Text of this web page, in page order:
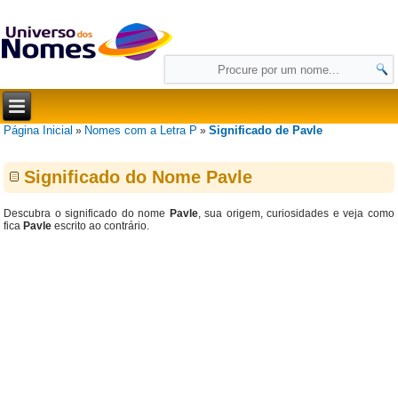
Página Inicial » Nomes com a Letra P »Significado de Pavle
Significado do Nome Pavle
Descubra o significado do nome Pavle, sua origem, curiosidades e veja como
fica Pavle escrito ao contrário.